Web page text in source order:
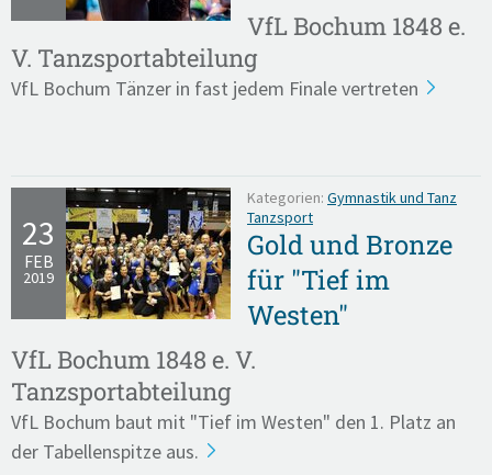
VfL Bochum 1848 e.
V. Tanzsportabteilung
VfL Bochum Tänzer in fast jedem Finale vertreten
23
FEB
2019
Kategorien: Gymnastik und Tanz
Tanzsport
Gold und Bronze
für "Tief im
Westen"
VfL Bochum 1848 e. V.
Tanzsportabteilung
VfL Bochum baut mit "Tief im Westen" den 1. Platz an
der Tabellenspitze aus.